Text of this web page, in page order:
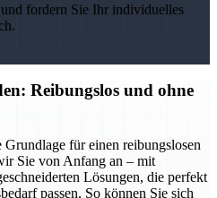
fordern Sie Ihr individuelles
Reibungslos und ohne
für einen reibungslosen
Sie von Anfang an – mit
Lösungen, die perfekt
passen. So können Sie sich